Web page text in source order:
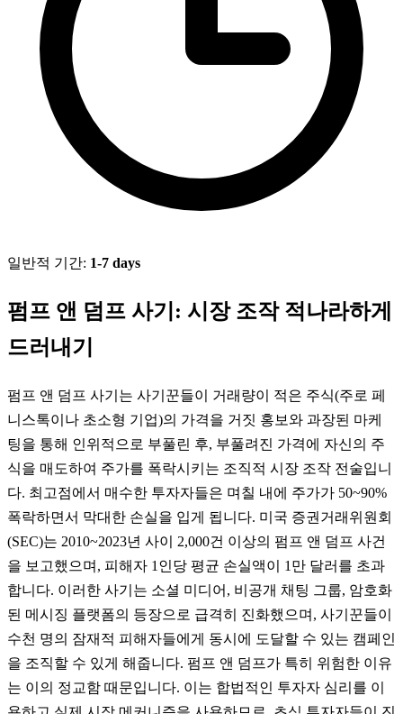
일반적 기간: 1-7 days
펌프 앤 덤프 사기: 시장 조작 적나라하게
드러내기
펌프 앤 덤프 사기는 사기꾼들이 거래량이 적은 주식(주로 페
니스톡이나 초소형 기업)의 가격을 거짓 홍보와 과장된 마케
팅을 통해 인위적으로 부풀린 후, 부풀려진 가격에 자신의 주
식을 매도하여 주가를 폭락시키는 조직적 시장 조작 전술입니
다. 최고점에서 매수한 투자자들은 며칠 내에 주가가 50~90%
폭락하면서 막대한 손실을 입게 됩니다. 미국 증권거래위원회
(SEC)는 2010~2023년 사이 2,000건 이상의 펌프 앤 덤프 사건
을 보고했으며, 피해자 1인당 평균 손실액이 1만 달러를 초과
합니다. 이러한 사기는 소셜 미디어, 비공개 채팅 그룹, 암호화
된 메시징 플랫폼의 등장으로 급격히 진화했으며, 사기꾼들이
수천 명의 잠재적 피해자들에게 동시에 도달할 수 있는 캠페인
을 조직할 수 있게 해줍니다. 펌프 앤 덤프가 특히 위험한 이유
는 이의 정교함 때문입니다. 이는 합법적인 투자자 심리를 이